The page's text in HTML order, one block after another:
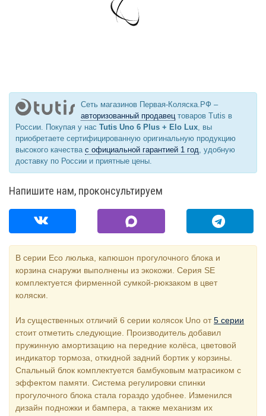
Сеть магазинов Первая-Коляска.РФ –
авторизованный продавецтоваров Tutis в
России. Покупая у нас Tutis Uno 6 Plus + Elo Lux, вы
приобретаете сертифицированную оригинальную продукцию
высокого качества с официальной гарантией 1 год, удобную
доставку по России и приятные цены.
Напишите нам, проконсультируем
В серии Eco люлька, капюшон прогулочного блока и
корзина снаружи выполнены из экокожи. Серия SE
комплектуется фирменной сумкой-рюкзаком в цвет
коляски.
Из существенных отличий 6 серии колясок Uno от5 серии
стоит отметить следующие. Производитель добавил
пружинную амортизацию на передние колёса, цветовой
индикатор тормоза, откидной задний бортик у корзины.
Спальный блок комплектуется бамбуковым матрасиком с
эффектом памяти. Система регулировки спинки
прогулочного блока стала гораздо удобнее. Изменился
дизайн подножки и бампера, а также механизм их